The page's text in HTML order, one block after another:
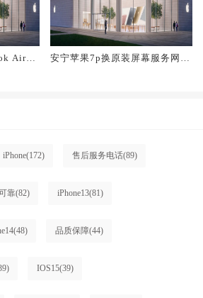
Air换
安宁苹果7p换原装屏幕服务网点
iPhone(172) 售后服务电话(89)
靠(82) iPhone13(81)
(48) 品质保障(44)
IOS15(39)